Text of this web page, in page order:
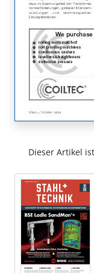
Dieser Artikel